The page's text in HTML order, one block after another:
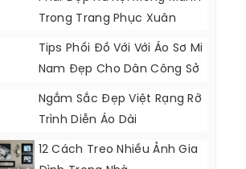
Trong Trang Phục Xuân
Tips Phối Đồ Với Với Áo Sơ Mi
Nam Đẹp Cho Dân Công Sở
Yêu Thích
Ngắm Sắc Đẹp Việt Rạng Rỡ
Trình Diễn Áo Dài
12 Cách Treo Nhiều Ảnh Gia